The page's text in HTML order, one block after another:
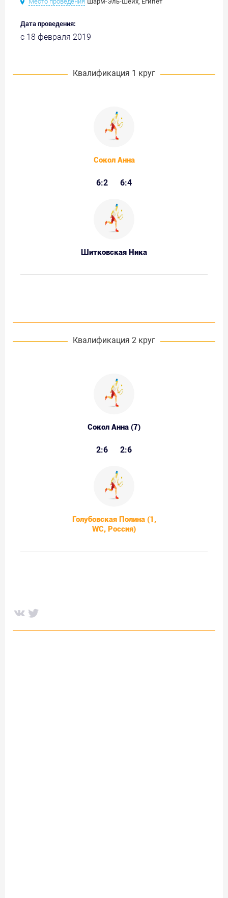
Дата проведения:
с 18 февраля 2019
Квалификация 1 круг
Сокол Анна
6:2 6:4
Шитковская Ника
Квалификация 2 круг
Сокол Анна (7)
2:6 2:6
Голубовская Полина (1,
WC, Россия)